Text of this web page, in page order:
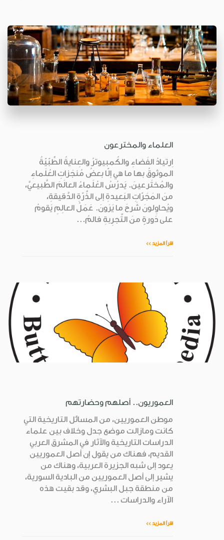
العلماء والمخترعون
اِرتيادُ الفَضاءِ والكُمبيوترُ والعِنايةُ الطِّبّيّةُ
الموثوقُ بها ما هي إلّا بعضُ مُنجَزاتِ العُلَماءِ
والمُختَرعينَ. يَدرُسُ العُلَماءُ العالَمَ الطَّبيعيَّ،
منَ المَجَرّاتِ البَعيدةِ إلى الذَّرّةِ الدَّقيقةِ،
ويُحاوِلونَ شَرحَ ما يَرَونَ. عَمَلُ العالِمِ يَقومُ
على دَورةٍ منَ التَّجرِبةِ فالمُ...
اقرأ المزيد >>
العموريون.. أصلهم وحضارتهم
موطن العموريين، من المسائل التاريخية التي
كانت ومازالت موضع جدل وخلاف بين علماء
الدراسات التاريخية والآثار في المشرق العربي
القديم، فهناك من يقول إن أصل العموريين
يعود إلى شبه الجزيرة العربية، وهناك من
يشير إلى أصل العموريين من البادية السورية،
من منطقة جبل البشري، وقد بقيت هذه
الآراء والدراسات ...
اقرأ المزيد >>